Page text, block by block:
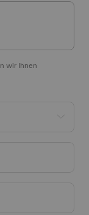
wir Ihnen